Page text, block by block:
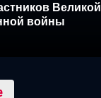
Великой
войны